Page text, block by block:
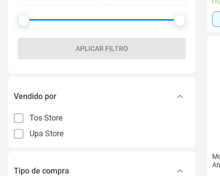
APLICAR FILTRO
Vendido por
Tos Store
Upa Store
Tipo de compra
(